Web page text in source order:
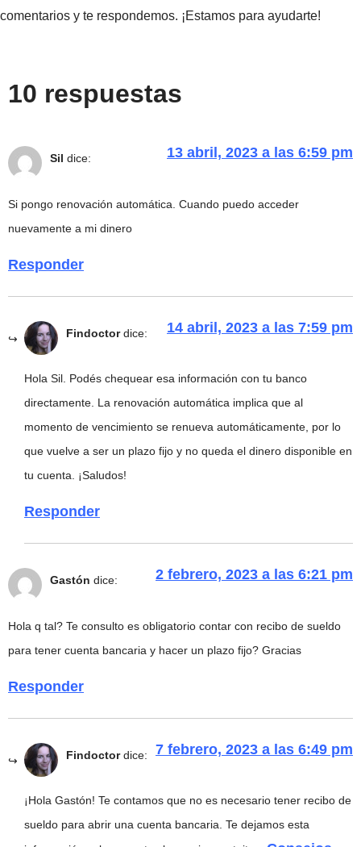
comentarios y te respondemos. ¡Estamos para ayudarte!
10 respuestas
Sil dice: 13 abril, 2023 a las 6:59 pm
Si pongo renovación automática. Cuando puedo acceder
nuevamente a mi dinero
Responder
Findoctor dice: 14 abril, 2023 a las 7:59 pm
Hola Sil. Podés chequear esa información con tu banco
directamente. La renovación automática implica que al
momento de vencimiento se renueva automáticamente, por lo
que vuelve a ser un plazo fijo y no queda el dinero disponible en
tu cuenta. ¡Saludos!
Responder
Gastón dice: 2 febrero, 2023 a las 6:21 pm
Hola q tal? Te consulto es obligatorio contar con recibo de sueldo
para tener cuenta bancaria y hacer un plazo fijo? Gracias
Responder
Findoctor dice: 7 febrero, 2023 a las 6:49 pm
¡Hola Gastón! Te contamos que no es necesario tener recibo de
sueldo para abrir una cuenta bancaria. Te dejamos esta